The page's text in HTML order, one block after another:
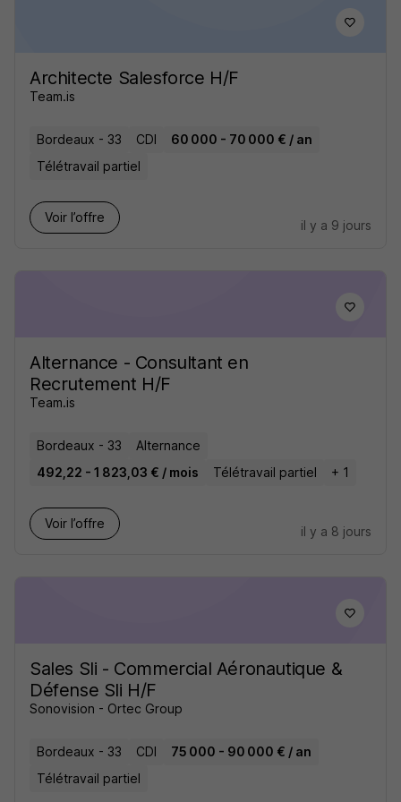
Architecte Salesforce H/F
Team.is
Bordeaux - 33 CDI
60 000 - 70 000 € / an
Télétravail partiel
Voir l’offre
il y a 9 jours
Alternance - Consultant en
Recrutement H/F
Team.is
Bordeaux - 33
Alternance
492,22 - 1 823,03 € / mois
Télétravail partiel + 1
Voir l’offre
il y a 8 jours
Sales Sli - Commercial Aéronautique &
Défense Sli H/F
Sonovision - Ortec Group
Bordeaux - 33 CDI
75 000 - 90 000 € / an
Télétravail partiel